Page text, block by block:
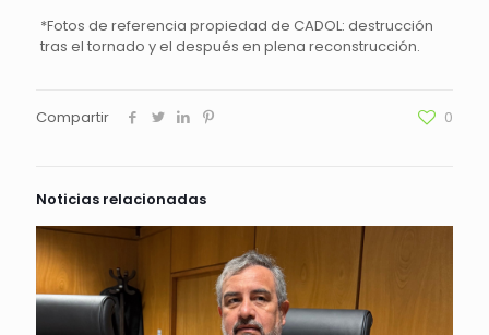
*Fotos de referencia propiedad de CADOL: destrucción
tras el tornado y el después en plena reconstrucción.
Compartir 0
Noticias relacionadas